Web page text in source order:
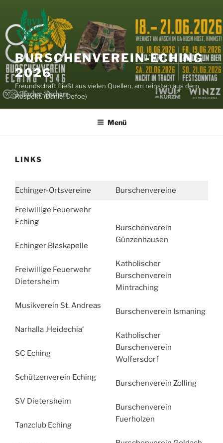
springen
BURSCHENVEREIN-ECHING
2026
Freundschaft fließt aus vielen Quellen, am reinsten aus dem
Respekt. (Daniel Defoe)
Menü
LINKS
Echinger-Ortsvereine Burschenvereine
Freiwillige Feuerwehr
Eching
Echinger Blaskapelle
Freiwillige Feuerwehr
Dietersheim
Musikverein St. Andreas
Narhalla ‚Heidechia‘
SC Eching
Schützenverein Eching
SV Dietersheim
Tanzclub Eching
Burschenverein
Günzenhausen
Katholischer
Burschenverein
Mintraching
Burschenverein Ismaning
Katholischer
Burschenverein
Wolfersdorf
Burschenverein Zolling
Burschenverein
Fuerholzen